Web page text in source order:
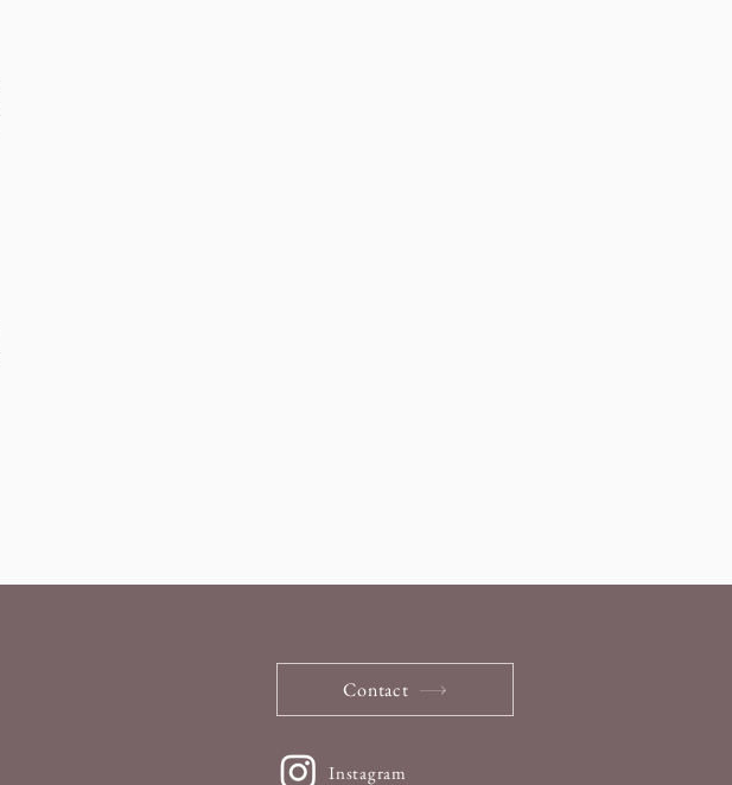
Contact
Instagram